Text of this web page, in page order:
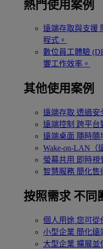
熱門使用案例
遠端存取與支援
程式。
數位員工體驗
響工作效率。
其他使用案例
遠端存取 透過安
遠端控制 跨平台
遠端桌面 隨時隨
Wake-on-LAN（
螢幕共用 即時視
智慧服務 簡化售
按照需求 不同
個人用途 您可從
小型企業 簡化遠
大型企業 擴展並